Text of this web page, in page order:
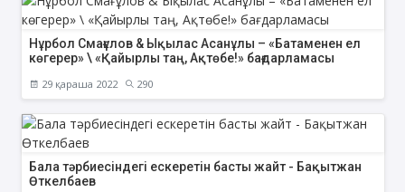
Нұрбол Смағұлов & Ықылас Асанұлы – «Батаменен ел
көгерер» \ «Қайырлы таң, Ақтөбе!» бағдарламасы
29 қараша 2022 290
Бала тәрбиесіндегі ескеретін басты жайт - Бақытжан
Өткелбаев